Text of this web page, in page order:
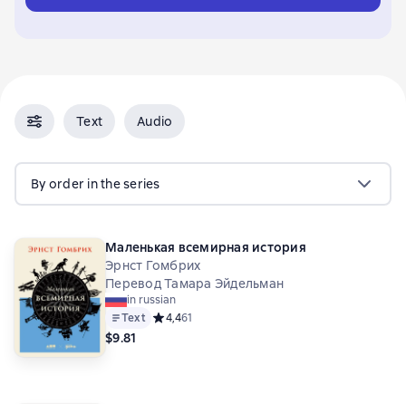
Text Audio
By order in the series
Маленькая всемирная история
Эрнст Гомбрих
Перевод Тамара Эйдельман
in russian
Text Средний рейтинг 4,4 на основе 61 оценок
4,461
$9.81